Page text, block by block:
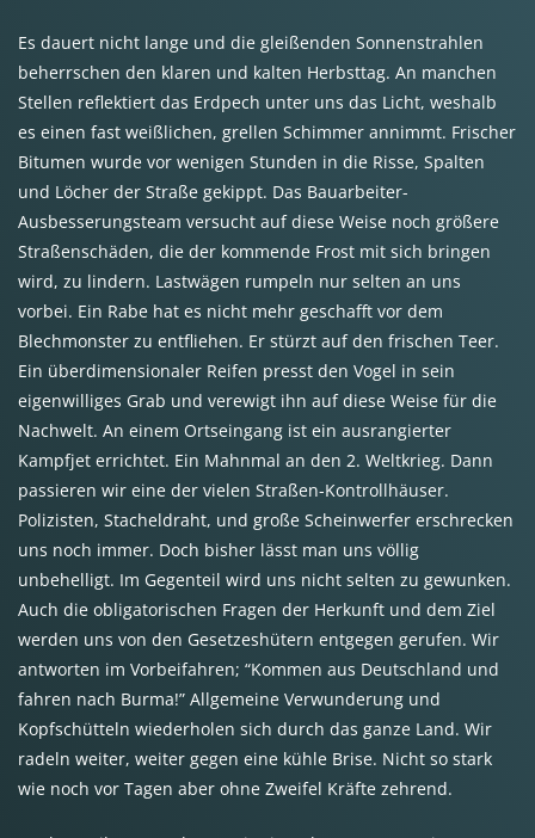
Es dauert nicht lange und die gleißenden Sonnenstrahlen
beherrschen den klaren und kalten Herbsttag. An manchen
Stellen reflektiert das Erdpech unter uns das Licht, weshalb
es einen fast weißlichen, grellen Schimmer annimmt. Frischer
Bitumen wurde vor wenigen Stunden in die Risse, Spalten
und Löcher der Straße gekippt. Das Bauarbeiter-
Ausbesserungsteam versucht auf diese Weise noch größere
Straßenschäden, die der kommende Frost mit sich bringen
wird, zu lindern. Lastwägen rumpeln nur selten an uns
vorbei. Ein Rabe hat es nicht mehr geschafft vor dem
Blechmonster zu entfliehen. Er stürzt auf den frischen Teer.
Ein überdimensionaler Reifen presst den Vogel in sein
eigenwilliges Grab und verewigt ihn auf diese Weise für die
Nachwelt. An einem Ortseingang ist ein ausrangierter
Kampfjet errichtet. Ein Mahnmal an den 2. Weltkrieg. Dann
passieren wir eine der vielen Straßen-Kontrollhäuser.
Polizisten, Stacheldraht, und große Scheinwerfer erschrecken
uns noch immer. Doch bisher lässt man uns völlig
unbehelligt. Im Gegenteil wird uns nicht selten zu gewunken.
Auch die obligatorischen Fragen der Herkunft und dem Ziel
werden uns von den Gesetzeshütern entgegen gerufen. Wir
antworten im Vorbeifahren; “Kommen aus Deutschland und
fahren nach Burma!” Allgemeine Verwunderung und
Kopfschütteln wiederholen sich durch das ganze Land. Wir
radeln weiter, weiter gegen eine kühle Brise. Nicht so stark
wie noch vor Tagen aber ohne Zweifel Kräfte zehrend.